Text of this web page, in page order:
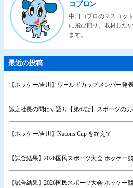
コプロン
中日コプロのマスコッ
に飛び回り、取材した
ます。
最近の投稿
【ホッケー/吉川】ワールドカップメンバー発表
誠之社長の問わず語り【第67話】スポーツの
【ホッケー/吉川】Nations Cup を終えて
【試合結果】2026国民スポーツ大会 ホッケー
【試合結果】2026国民スポーツ大会 ホッケー